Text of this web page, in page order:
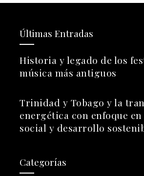
Últimas Entradas
Historia y legado de los
música más antiguos
Trinidad y Tobago y la
energética con enfoque
social y desarrollo
Categorías